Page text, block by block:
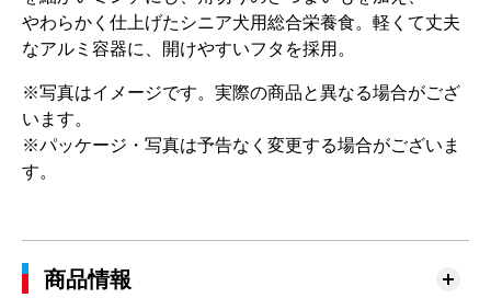
やわらかく仕上げたシニア犬用総合栄養食。軽くて丈夫
なアルミ容器に、開けやすいフタを採用。
※写真はイメージです。実際の商品と異なる場合がござ
います。
※パッケージ・写真は予告なく変更する場合がございま
す。
商品情報